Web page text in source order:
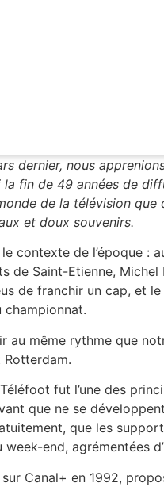
dernier, nous
la fin de 49 années de
de la télévision
et doux souvenirs.
contexte de l’époque :
de Saint-Etienne,
de franchir un cap, et
championnat.
au même rythme que
Rotterdam.
fut l’une des
que ne se
que les
end, agrémentées
Canal+ en 1992,